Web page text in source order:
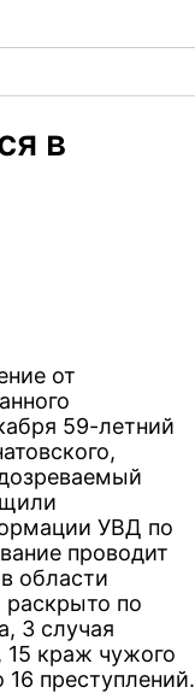
в
от
59-летний
УВД по
проводит
области
раскрыто по
3 случая
15 краж чужого
преступлений.